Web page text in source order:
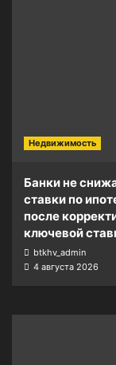
Недвижимость
Банки не
ставки по
после
ключевой
btkhv_admin
4 августа 2026